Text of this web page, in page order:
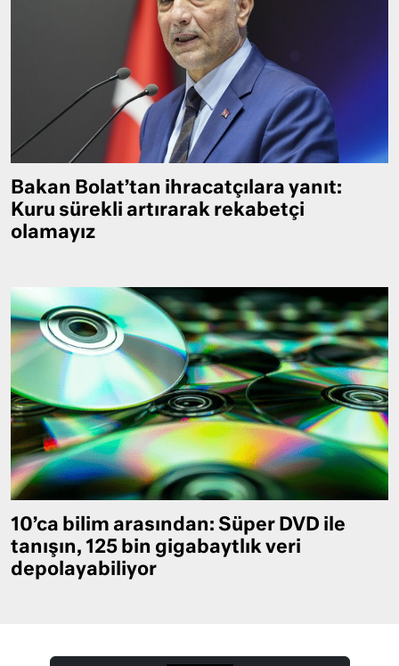
Bakan Bolat’tan ihracatçılara yanıt:
Kuru sürekli artırarak rekabetçi
olamayız
10’ca bilim arasından: Süper DVD ile
tanışın, 125 bin gigabaytlık veri
depolayabiliyor